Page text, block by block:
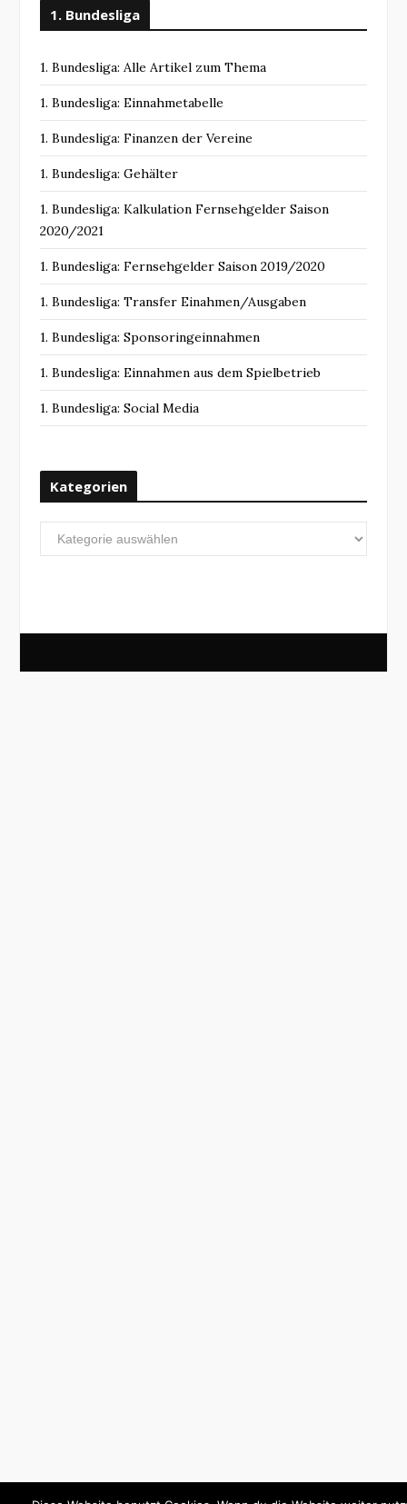
1. Bundesliga
1. Bundesliga: Alle Artikel zum Thema
1. Bundesliga: Einnahmetabelle
1. Bundesliga: Finanzen der Vereine
1. Bundesliga: Gehälter
1. Bundesliga: Kalkulation Fernsehgelder Saison
2020/2021
1. Bundesliga: Fernsehgelder Saison 2019/2020
1. Bundesliga: Transfer Einahmen/Ausgaben
1. Bundesliga: Sponsoringeinnahmen
1. Bundesliga: Einnahmen aus dem Spielbetrieb
1. Bundesliga: Social Media
Kategorien
Kategorien